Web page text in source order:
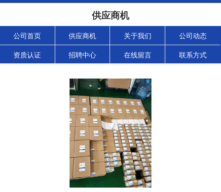
供应商机
公司首页 供应商机 关于我们 公司动态
资质认证 招聘中心 在线留言 联系方式